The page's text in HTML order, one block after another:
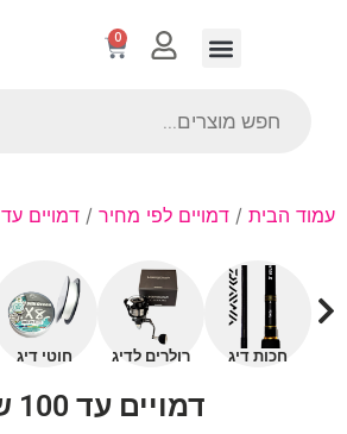
0
עמוד הבית / דמויים לפי מחיר / דמויים עד 100 ש"ח
חכות דיג רולרים לדיג חוטי דיג
דמויים עד 100 ש"ח